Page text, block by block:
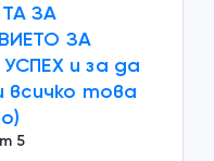
ЗА
ЗА
и за да
всичко това
5